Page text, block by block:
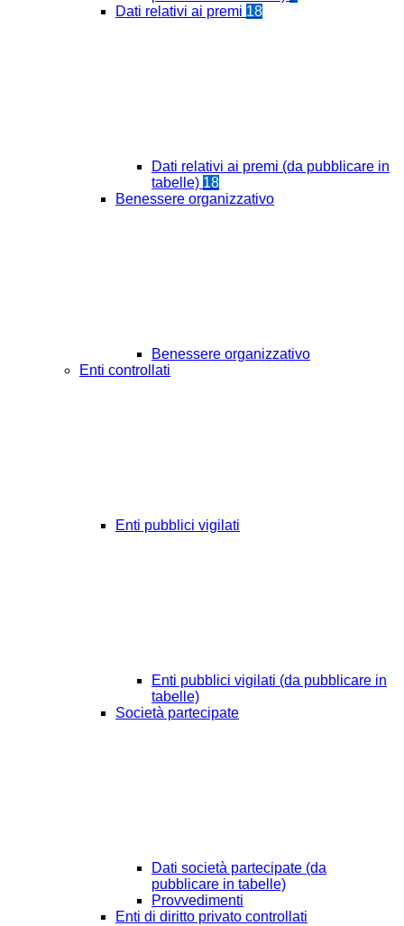
Dati relativi ai premi 18
Dati relativi ai premi (da pubblicare in
tabelle) 18
Benessere organizzativo
Benessere organizzativo
Enti controllati
Enti pubblici vigilati
Enti pubblici vigilati (da pubblicare in
tabelle)
Società partecipate
Dati società partecipate (da
pubblicare in tabelle)
Provvedimenti
Enti di diritto privato controllati